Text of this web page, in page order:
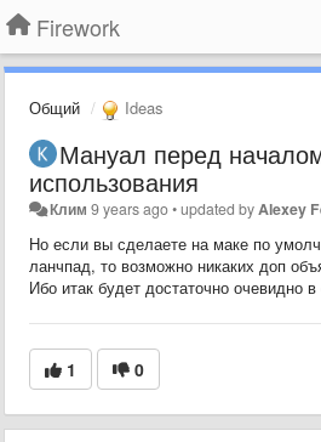
Firework
Общий Ideas
Мануал перед
использования
Клим 9 years ago•updated by Alexey
Но если вы сделаете на маке по
ланчпад, то возможно никаких доп
Ибо итак будет достаточно очевидно
1 0